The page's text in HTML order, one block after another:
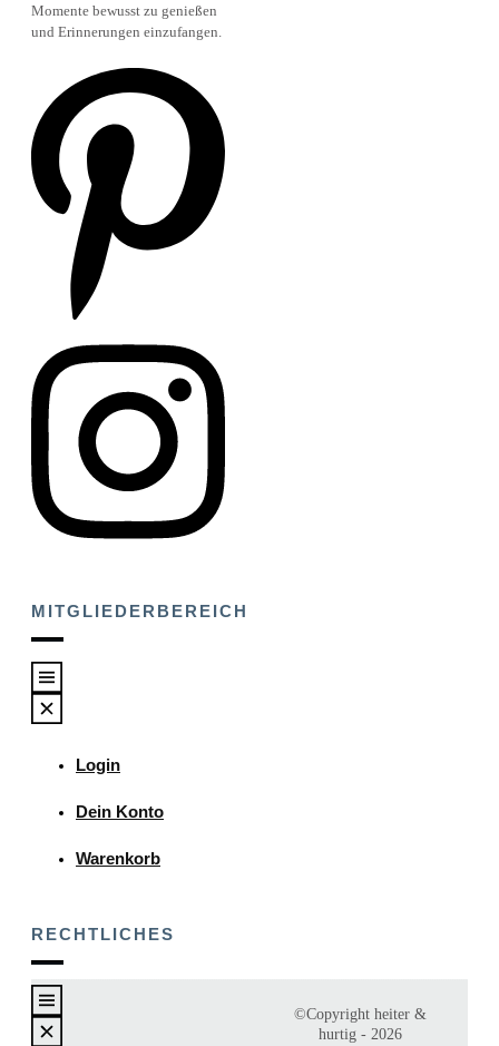
Momente bewusst zu genießen
und Erinnerungen einzufangen.
MITGLIEDERBEREICH
Login
Dein Konto
Warenkorb
RECHTLICHES
©Copyright heiter &
hurtig- 2026